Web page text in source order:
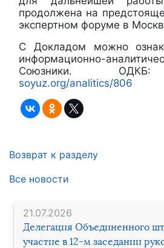
21.07.2026
Делегация Объединенного
участие в 12-м заседании
продолжена на
экспертном форуме в
С Докладом можно
информационно-
Союзники.
soyuz.org/analitics/806
Возврат к разделу
Все новости